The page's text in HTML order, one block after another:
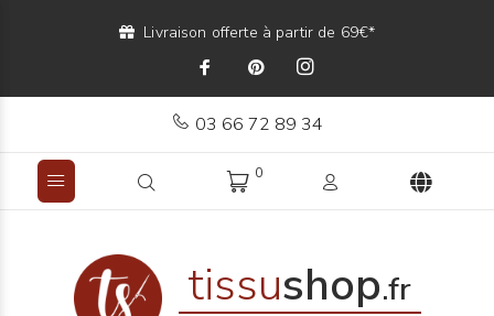
Livraison offerte à partir de 69€*
03 66 72 89 34
0
tissushop.fr